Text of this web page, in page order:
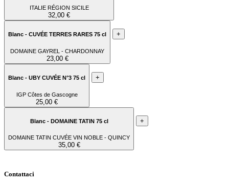
ITALIE RÉGION SICILE
32,00 €
Blanc - CUVÉE TERRES RARES 75 cl
DOMAINE GAYREL - CHARDONNAY
23,00 €
+
Blanc - UBY CUVÉE N°3 75 cl
IGP Côtes de Gascogne
25,00 €
+
Blanc - DOMAINE TATIN 75 cl
DOMAINE TATIN CUVÉE VIN NOBLE - QUINCY
35,00 €
+
Contattaci